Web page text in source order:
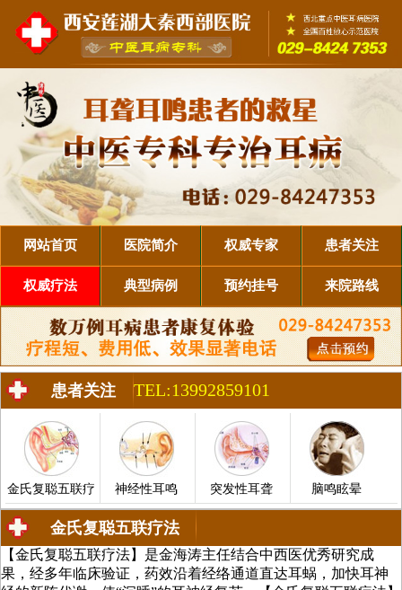
网站首页 医院简介 权威专家 患者关注
权威疗法 典型病例 预约挂号 来院路线
患者关注 TEL:13992859101
金氏复聪五联疗 神经性耳鸣 突发性耳聋 脑鸣眩晕
金氏复聪五联疗法
中医治疗耳聋、耳鸣、中耳炎、脑鸣
【金氏复聪五联疗法】是金海涛主任结合中西医优秀研究成
果，经多年临床验证，药效沿着经络通道直达耳蜗，加快耳神